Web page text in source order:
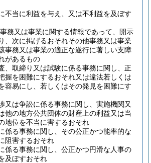
不当に利益を与え、又は不利益を及ぼす
務又は事業に関する情報であって、開示
、次に掲げるおそれその他事務又は事業
事務又は事業の適正な遂行に著しい支障
があるもの
、取締り又は試験に係る事務に関し、正
握を困難にするおそれ又は違法若しくは
容易にし、若しくはその発見を困難にす
又は争訟に係る事務に関し、実施機関又
他の地方公共団体の財産上の利益又は当
地位を不当に害するおそれ
係る事務に関し、その公正かつ能率的な
阻害するおそれ
係る事務に関し、公正かつ円滑な人事の
及ぼすおそれ